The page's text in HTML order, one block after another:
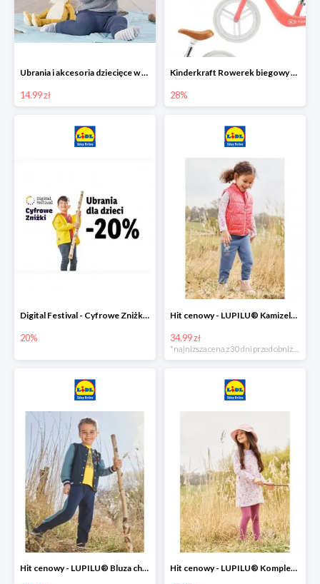
Ubrania i akcesoria dziecięce w Lidlu Online od 14,99 zł
14.99 zł
Kinderkraft Rowerek biegowy Fly
28%
Digital Festival - Cyfrowe Zniżki Ubrania dla dzieci w Lidlu -20%
20%
Hit cenowy - LUPILU® Kamizelka pikowana dziewczęca
34.99 zł
Hit cenowy - LUPILU® Bluza chłopięca w stylu college Hit cenowy - LUPILU® Komplet dziewczęcy (sukienka + legginsy)